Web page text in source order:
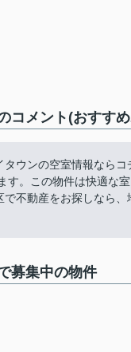
コメント(おすす
タウンの空室情報なら
す。この物件は快適な
で不動産をお探しなら
募集中の物件